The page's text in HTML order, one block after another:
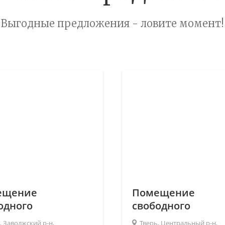
Выгодные предложения - ловите момент!
65 кв.м.,
Помещение
свободного
назначения, 153